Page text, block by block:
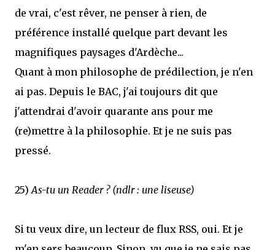
de vrai, c'est rêver, ne penser à rien, de
préférence installé quelque part devant les
magnifiques paysages d'Ardèche...
Quant à mon philosophe de prédilection, je n'en
ai pas. Depuis le BAC, j'ai toujours dit que
j'attendrai d'avoir quarante ans pour me
(re)mettre à la philosophie. Et je ne suis pas
pressé.
25)As-tu un Reader ? (ndlr : une liseuse)
Si tu veux dire, un lecteur de flux RSS, oui. Et je